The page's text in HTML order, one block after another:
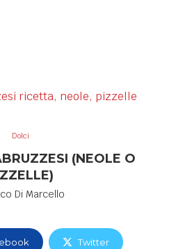
Dolci
(NEOLE O
Di Marcello
Twitter